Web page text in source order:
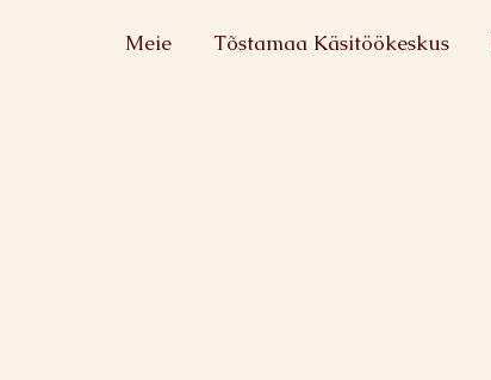
Meie Tõstamaa Käsitöökeskus